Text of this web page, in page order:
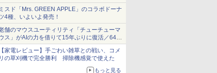
円から受付
スド「Mrs. GREEN APPLE」のコラボドーナ
4種、いよいよ発売！
舗のマウスユーティリティ「チューチューマ
ス」がAIの力を借りて15年ぶりに復活／64bit
、Windows 10/11、「Chrome」も走り回
。復活記念で2026年末まで500円
家電レビュー】手ごわい雑草との戦い、コメ
の草刈機で完全勝利 掃除機感覚で使えた
もっと見る